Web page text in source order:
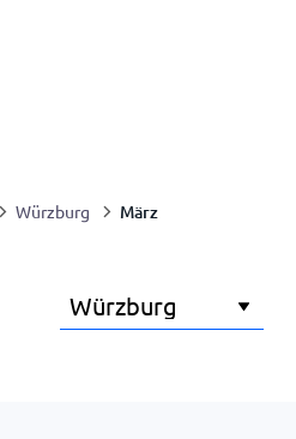
Würzburg März